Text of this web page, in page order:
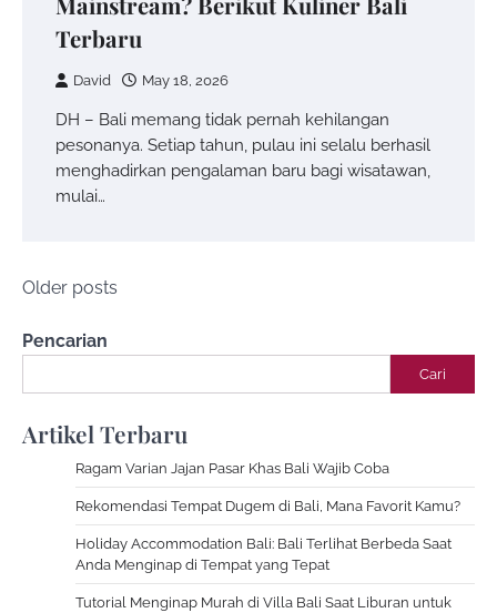
Terbaru
David May 18, 2026
DH – Bali memang tidak pernah kehilangan
pesonanya. Setiap tahun, pulau ini selalu berhasil
menghadirkan pengalaman baru bagi wisatawan,
mulai…
Posts
navigation
Older posts
Pencarian
Cari
Artikel Terbaru
Ragam Varian Jajan Pasar Khas Bali Wajib Coba
Rekomendasi Tempat Dugem di Bali, Mana Favorit Kamu?
Holiday Accommodation Bali: Bali Terlihat Berbeda Saat
Anda Menginap di Tempat yang Tepat
Tutorial Menginap Murah di Villa Bali Saat Liburan untuk